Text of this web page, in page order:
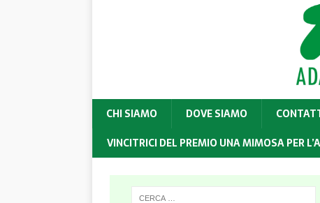
CHI SIAMO DOVE SIAMO
VINCITRICI DEL PREMIO UNA MIMOSA PER